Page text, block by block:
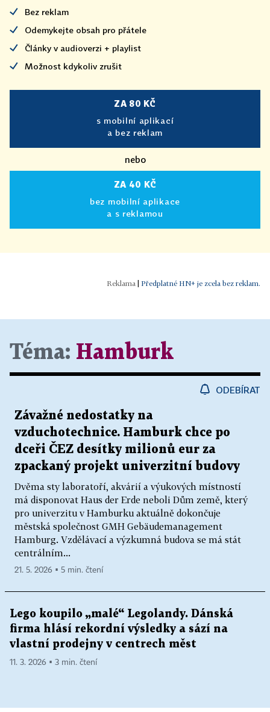
Bez reklam
Odemykejte obsah pro přátele
Články v audioverzi + playlist
Možnost kdykoliv zrušit
ZA 80 KČ
s mobilní aplikací
a bez reklam
nebo
ZA 40 KČ
bez mobilní aplikace
a s reklamou
Předplatné HN+ je zcela bez reklam.
Téma: Hamburk
ODEBÍRAT
Závažné nedostatky na
vzduchotechnice. Hamburk chce po
dceři ČEZ desítky milionů eur za
zpackaný projekt univerzitní budovy
Dvěma sty laboratoří, akvárií a výukových místností
má disponovat Haus der Erde neboli Dům země, který
pro univerzitu v Hamburku aktuálně dokončuje
městská společnost GMH Gebäudemanagement
Hamburg. Vzdělávací a výzkumná budova se má stát
centrálním...
21. 5. 2026 ▪ 5 min. čtení
Lego koupilo „malé“ Legolandy. Dánská
firma hlásí rekordní výsledky a sází na
vlastní prodejny v centrech měst
11. 3. 2026 ▪ 3 min. čtení